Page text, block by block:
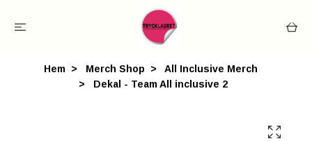
Hem Merch Shop
All Inclusive Merch
Dekal - Team All inclusive 2